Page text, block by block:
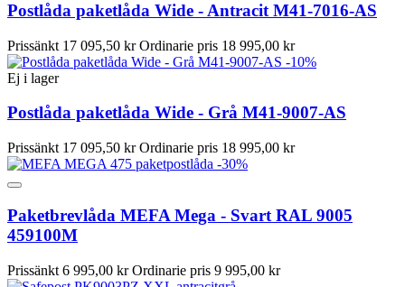
Postlåda paketlåda Wide - Antracit M41-7016-AS
Prissänkt 17 095,50 kr Ordinarie pris 18 995,00 kr
-10%
Ej i lager
Postlåda paketlåda Wide - Grå M41-9007-AS
Prissänkt 17 095,50 kr Ordinarie pris 18 995,00 kr
-30%
Paketbrevlåda MEFA Mega - Svart RAL 9005
459100M
Prissänkt 6 995,00 kr Ordinarie pris 9 995,00 kr